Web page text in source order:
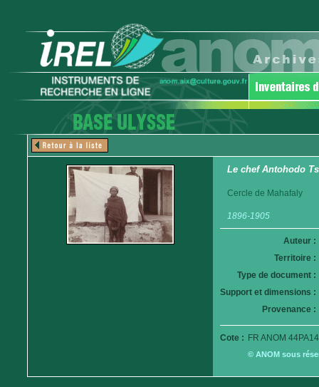
Le chef Antohodo
Cercle de Mahafaly
1896-1905
Auteur :
Territoire :
Type de document :
Support et dimensions :
Provenance :
Cote : FR ANOM
© ANOM sous